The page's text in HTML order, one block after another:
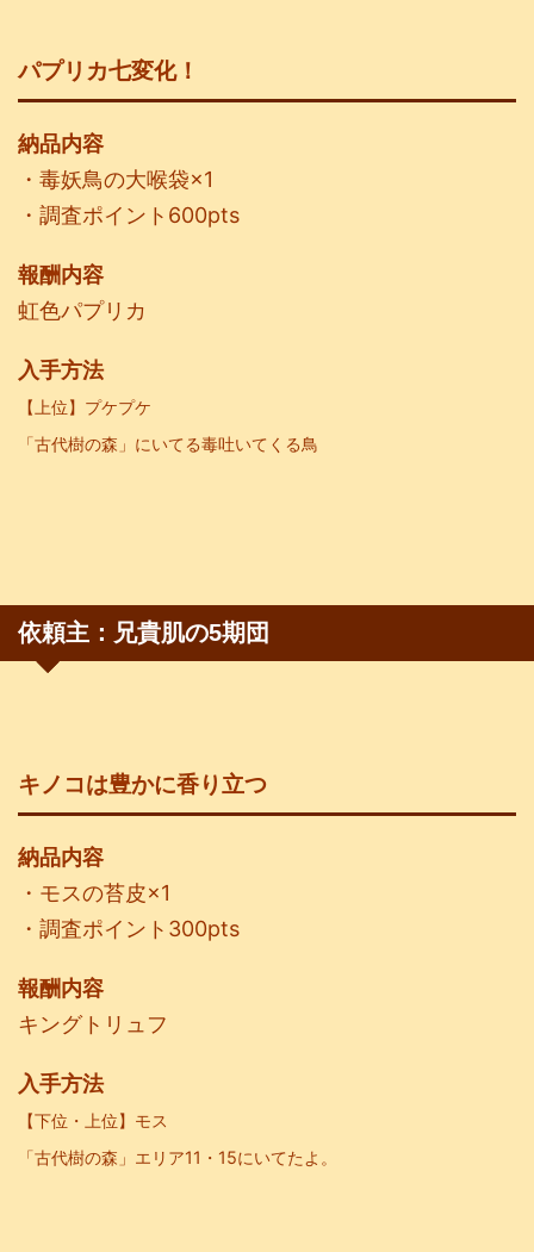
パプリカ七変化！
納品内容
・毒妖鳥の大喉袋×1
・調査ポイント600pts
報酬内容
虹色パプリカ
入手方法
【上位】プケプケ
「古代樹の森」にいてる毒吐いてくる鳥
依頼主：兄貴肌の5期団
キノコは豊かに香り立つ
納品内容
・モスの苔皮×1
・調査ポイント300pts
報酬内容
キングトリュフ
入手方法
【下位・上位】モス
「古代樹の森」エリア11・15にいてたよ。